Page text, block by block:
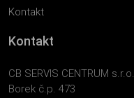
Kontakt
Kontakt
CB SERVIS CENTRUM s.r.o.
Borek č.p. 473